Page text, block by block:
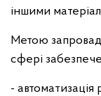
іншими
Метою
сфері
- автоматизація